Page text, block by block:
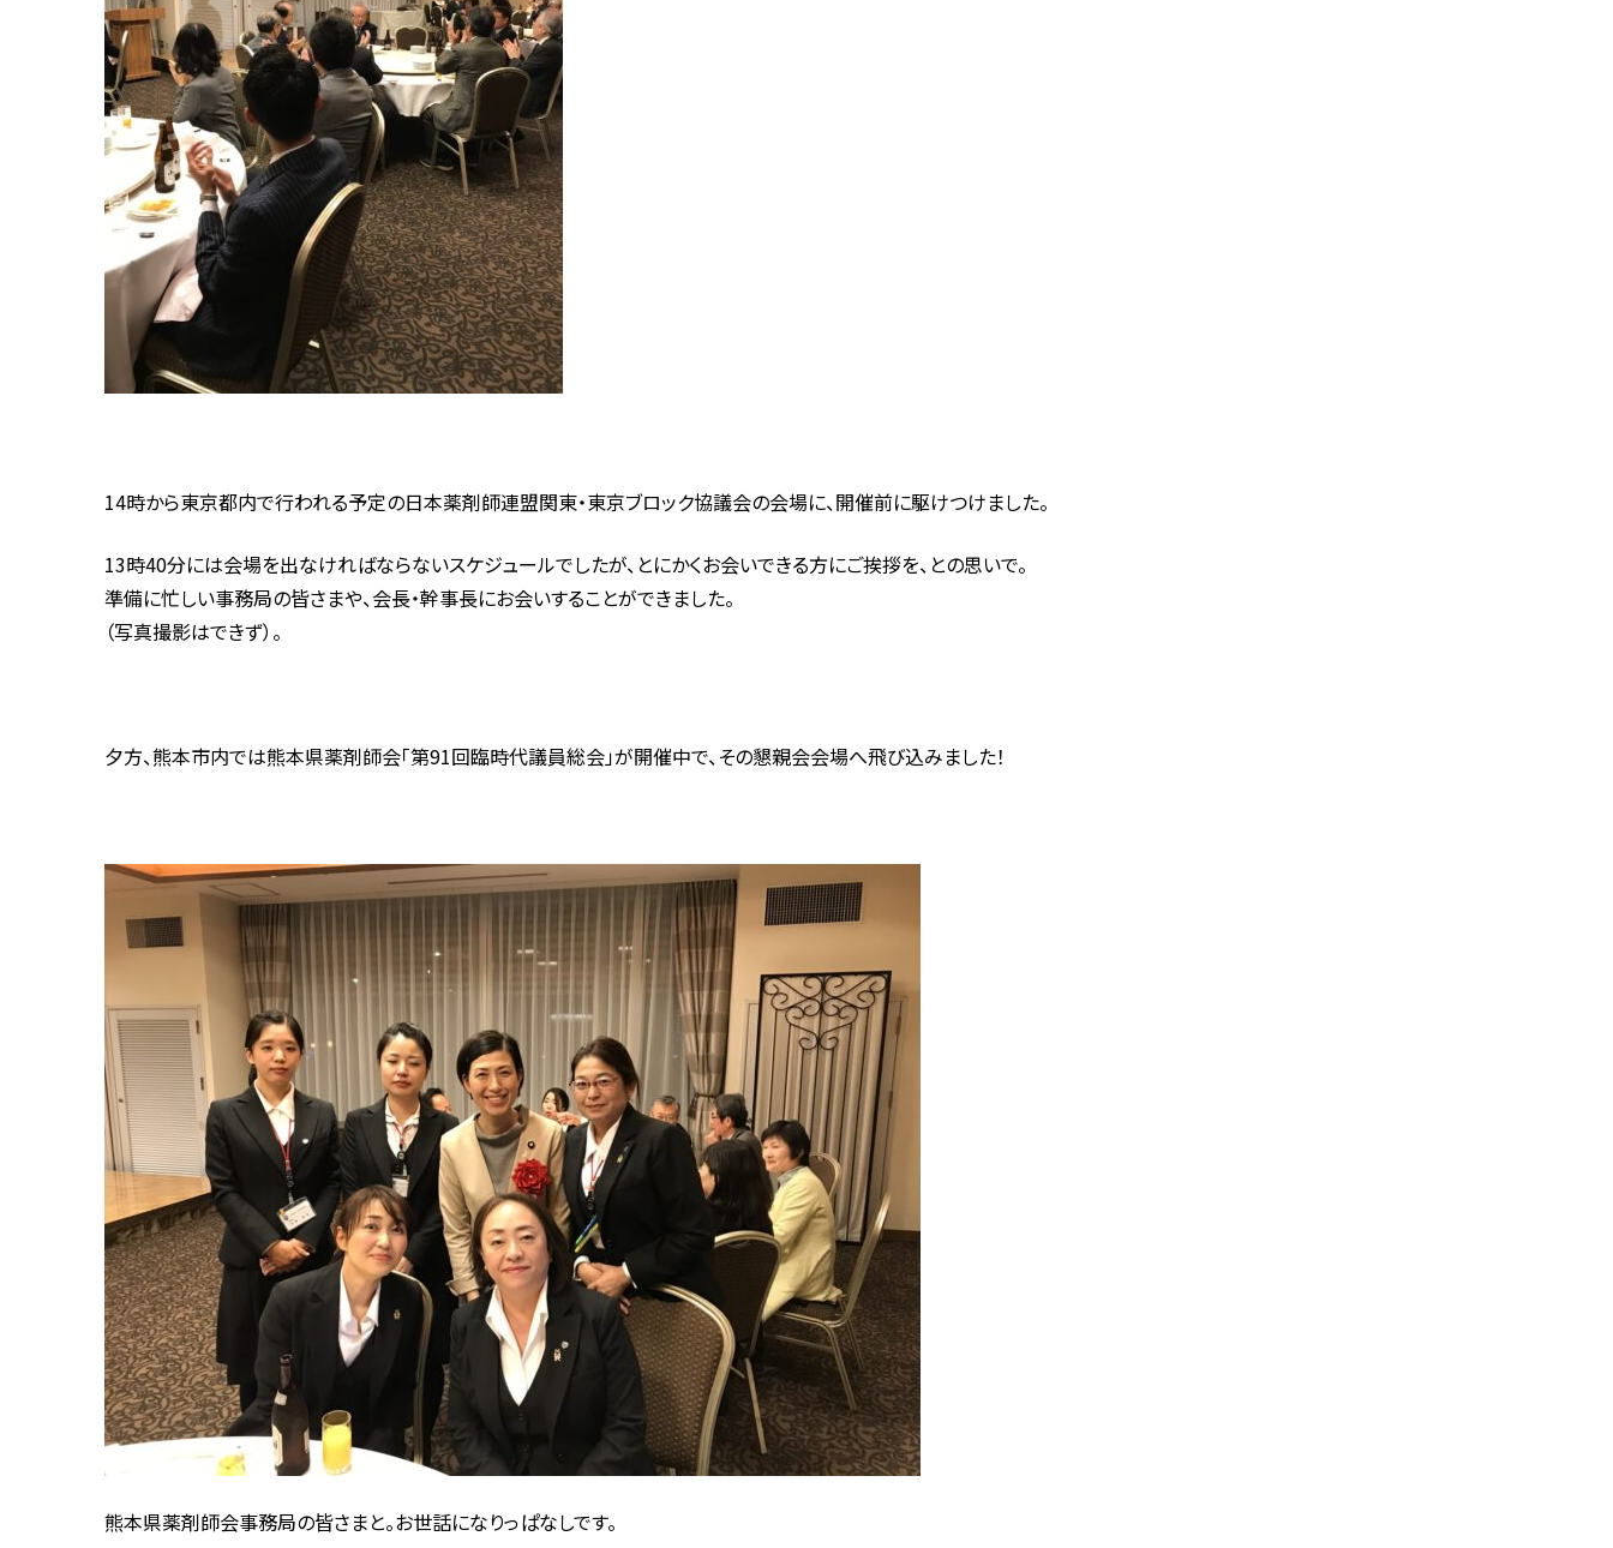
14時から東京都内で行われる予定の日本薬剤師連盟関東・東京ブロック協議会の会場に、開催前に駆けつけました。
13時40分には会場を出なければならないスケジュールでしたが、とにかくお会いできる方にご挨拶を、との思いで。
準備に忙しい事務局の皆さまや、会長・幹事長にお会いすることができました。
（写真撮影はできず）。
夕方、熊本市内では熊本県薬剤師会「第91回臨時代議員総会」が開催中で、その懇親会会場へ飛び込みました！
熊本県薬剤師会事務局の皆さまと。お世話になりっぱなしです。